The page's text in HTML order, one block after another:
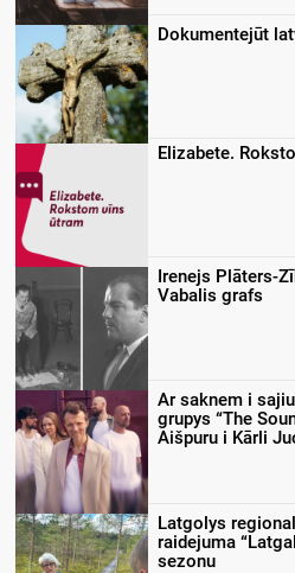
Dokumentejūt
Elizabete.
Irenejs Plāters-
Vabalis grafs
Ar saknem i
grupys “The
Aišpuru i Kārli
Latgolys
raidejuma
sezonu